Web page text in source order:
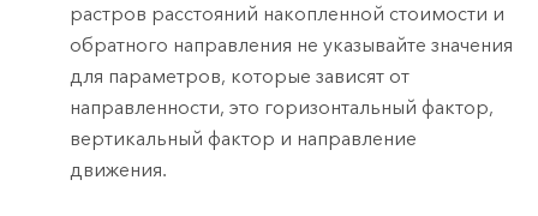
растров расстояний накопленной стоимости и
обратного направления не указывайте значения
для параметров, которые зависят от
направленности, это горизонтальный фактор,
вертикальный фактор и направление
движения.